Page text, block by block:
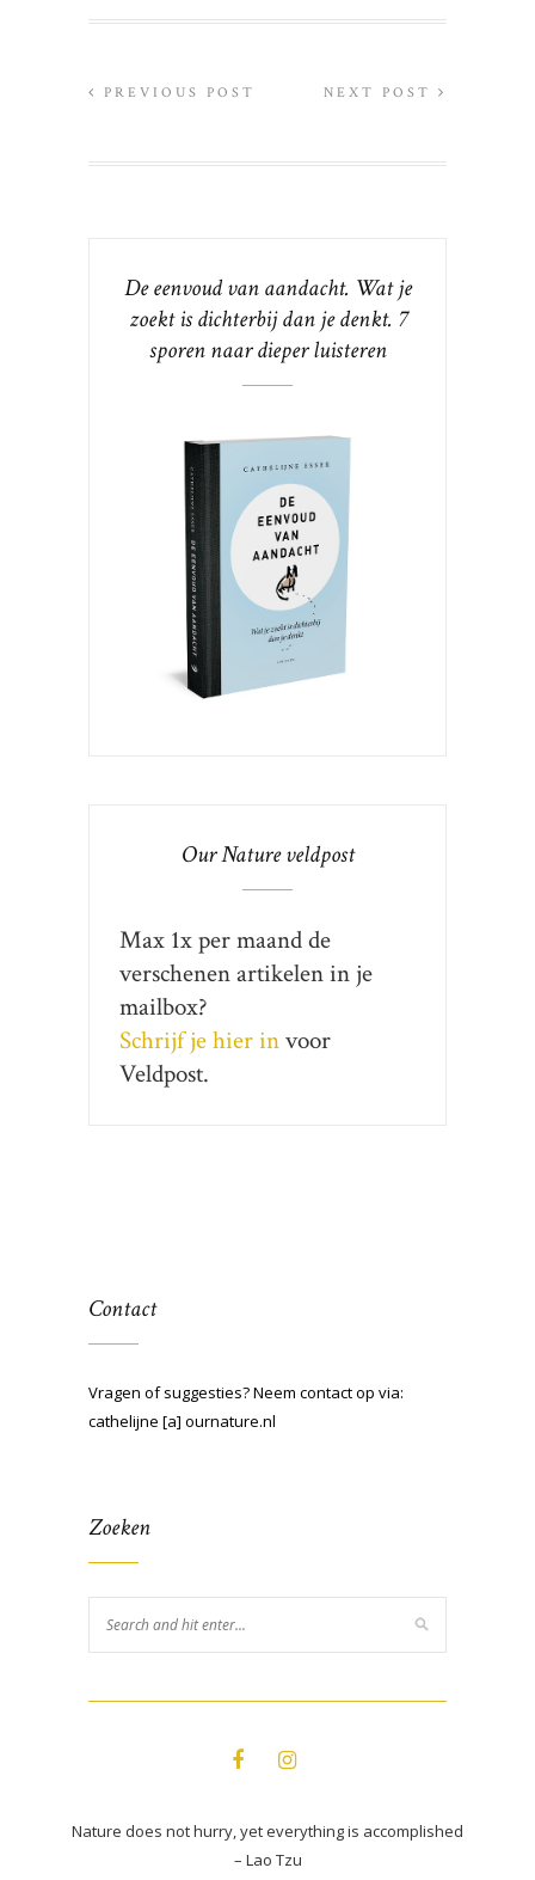
PREVIOUS POST NEXT POST
De eenvoud van aandacht. Wat je
zoekt is dichterbij dan je denkt. 7
sporen naar dieper luisteren
Our Nature veldpost
Max 1x per maand de
verschenen artikelen in je
mailbox?
Schrijf je hier invoor
Veldpost.
Contact
Vragen of suggesties? Neem contact op via:
cathelijne [a] ournature.nl
Zoeken
Nature does not hurry, yet everything is accomplished
– Lao Tzu